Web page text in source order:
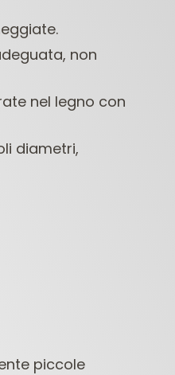
non
nel legno con
diametri,
piccole